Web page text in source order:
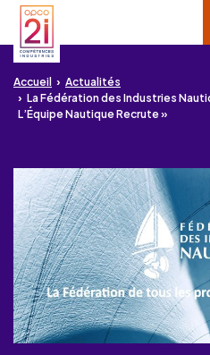
Aller au contenu
Aller à la recherche
Aller au menu
Aller au pied de page
Accueil
Actualités
La Fédération des Industries
L’Équipe Nautique Recrute »